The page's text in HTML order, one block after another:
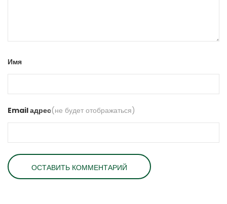
Имя
Email адрес(не будет отображаться)